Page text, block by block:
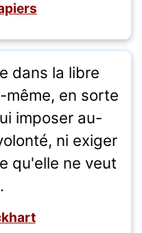
dans la libre
en sorte
imposer au-
ni exiger
qu'elle ne veut